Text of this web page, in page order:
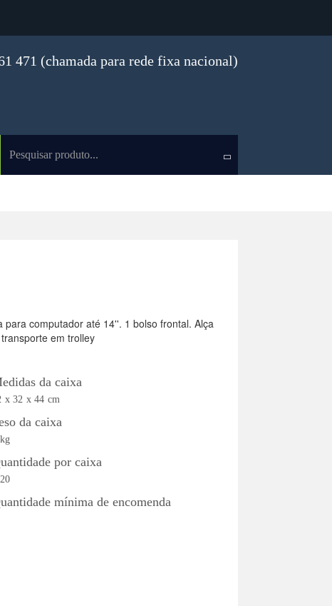
471 (chamada para rede fixa nacional)
computador até 14''. 1 bolso frontal. Alça
em trolley
da caixa
x 32 x 44 cm
da caixa
por caixa
mínima de encomenda